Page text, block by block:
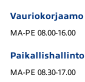
Vauriokorjaamo
MA-PE 08.00-16.00
Paikallishallinto
MA-PE 08.30-17.00